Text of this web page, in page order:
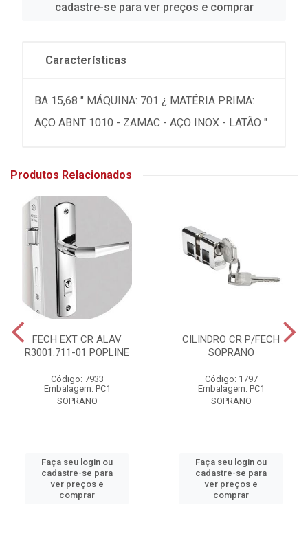
cadastre-se para ver preços e comprar
Características
BA 15,68 " MÁQUINA: 701 ¿ MATÉRIA PRIMA:
AÇO ABNT 1010 - ZAMAC - AÇO INOX - LATÃO "
Produtos Relacionados
FECH EXT CR ALAV
R3001.711-01 POPLINE
Código: 7933
Embalagem: PC1
SOPRANO
Faça seu login ou
cadastre-se para
ver preços e
comprar
CILINDRO CR P/FECH
SOPRANO
Código: 1797
Embalagem: PC1
SOPRANO
Faça seu login ou
cadastre-se para
ver preços e
comprar